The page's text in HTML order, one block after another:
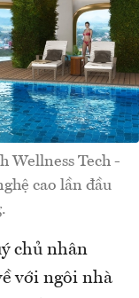
Wellness Tech -
cao lần đầu
chủ nhân
với ngôi nhà